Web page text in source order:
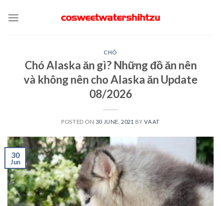
CHÓ
Chó Alaska ăn gì? Những đồ ăn nên
và không nên cho Alaska ăn Update
08/2026
POSTED ON 30 JUNE, 2021 BYVAAT
30
Jun